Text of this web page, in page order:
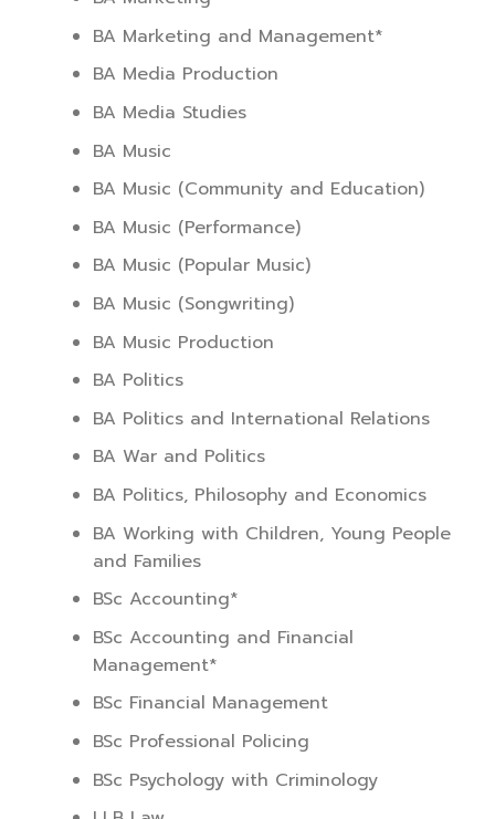
BA Marketing and Management*
BA Media Production
BA Media Studies
BA Music
BA Music (Community and Education)
BA Music (Performance)
BA Music (Popular Music)
BA Music (Songwriting)
BA Music Production
BA Politics
BA Politics and International Relations
BA War and Politics
BA Politics, Philosophy and Economics
BA Working with Children, Young People
and Families
BSc Accounting*
BSc Accounting and Financial
Management*
BSc Financial Management
BSc Professional Policing
BSc Psychology with Criminology